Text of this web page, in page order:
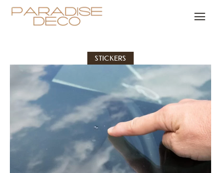
STICKERS